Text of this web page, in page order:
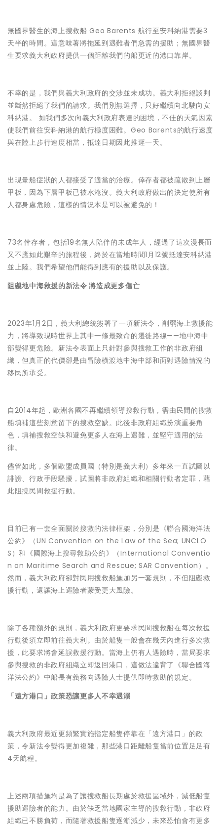
無國界醫生的海上搜救船 Geo Barents 航行至安科納港需要3
天半的時間。這意味著將拖延到遇難者們急需的援助；無國界醫
生要求義大利政府提供一個距離我們的船更近的港口靠岸。
不幸的是，我們與義大利政府的交涉並未成功。義大利拒絕談判
並斷然拒絕了我們的請求。我們別無選擇，只好繼續向北駛向安
科納港。 如我們多次向義大利政府表達的困境，不佳的天氣因素
使我們前往安科納港的航行極度困難。Geo Barents的航行速度
與在陸上步行速度相當，抵達日期因此推遲一天。
出現暈船症狀的人都接受了適當的治療。倖存者都被疏散到上層
甲板，因為下層甲板已被水淹沒。義大利政府做出的決定使所有
人都身處危險，這樣的情況本是可以被避免的！
73名倖存者，包括19名無人陪伴的未成年人，經過了這次漫長而
又不應如此艱辛的旅程後，終於在當地時間1月12號抵達安科納港
並上陸。我們希望他們能得到應有的援助以及保護。
阻礙地中海救援的新法令 將造成更多傷亡
2023年1月2日，義大利總統簽署了一項新法令，削弱海上救援能
力，將導致現時世界上其中一條最致命的遷徙路線——地中海中
部變得更危險。新法令表面上只針對參與搜救工作的非政府組
織，但真正的代價卻是由冒險橫渡地中海中部和面對遇險情況的
移民所承受。
自2014年起，歐洲各國不再繼續領導搜救行動，需由民間的搜救
船填補這些刻意留下的搜救空缺。此後非政府組織扮演重要角
色，填補搜救空缺和避免更多人在海上遇難，並堅守適用的法
律。
儘管如此，多個歐盟成員國（特別是義大利）多年來一直試圖以
誹謗、行政手段騷擾，試圖將非政府組織和相關行動者定罪，藉
此阻撓民間救援行動。
目前已有一套全面關於搜救的法律框架，分別是《聯合國海洋法
公約》（UN Convention on the Law of the Sea; UNCLO
S）和《國際海上搜尋救助公約》（International Conventio
n on Maritime Search and Rescue; SAR Convention）。
然而，義大利政府卻對民用搜救船施加另一套規則，不但阻礙救
援行動，還讓海上遇險者蒙受更大風險。
除了各種額外的規則，義大利政府更要求民間搜救船在每次救援
行動後須立即前往義大利。由於船隻一般會在幾天內進行多次救
援，此要求將會延誤救援行動。當海上仍有人遇險時，當局要求
參與搜救的非政府組織立即返回港口，這做法違背了《聯合國海
洋法公約》中船長有義務向遇險人士提供即時救助的規定。
「遠方港口」政策恐讓更多人不幸遇溺
義大利政府最近更頻繁實施指定船隻停靠在「遠方港口」的政
策，令新法令變得更加複雜，那些港口距離船隻當前位置足足有
4天航程。
上述兩項措施均是為了讓搜救船長期處於救援區域外，減低船隻
援助遇險者的能力。由於缺乏當地國家主導的搜救行動，非政府
組織已不勝負荷，而隨著救援船隻逐漸減少，未來恐怕會有更多